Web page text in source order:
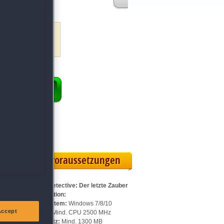
Systemvoraussetzungen
Für Royal Detective: Der letzte Zauber
Sammleredition:
Betriebssystem: Windows 7/8/10
Mind. CPU 2500 MHz
Speicherplatz: Mind. 1300 MB